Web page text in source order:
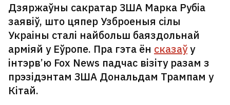
Дзяржаўны сакратар ЗША Марка Рубіа
заявіў, што цяпер Узброеныя сілы
Украіны сталі найбольш баяздольнай
арміяй у Еўропе. Пра гэта ён сказаўу
інтэрв’ю Fox News падчас візіту разам з
прэзідэнтам ЗША Дональдам Трампам у
Кітай.
«Пачынаю разумець людзей, якія
жывуць у турыстычных гарадах і
не любяць заезджых». Што
турыстычны бум прыносіць
Гродну
У цэнтры Мінска выставілі на